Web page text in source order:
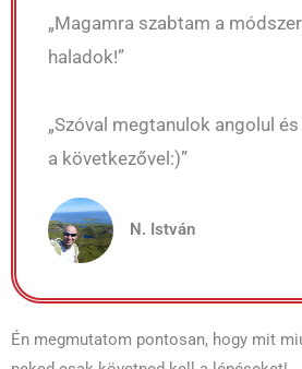
„Magamra szabtam a
haladok!”
„Szóval megtanulok angolul
a következővel:)”
N. István
Én megmutatom pontosan, hogy mit